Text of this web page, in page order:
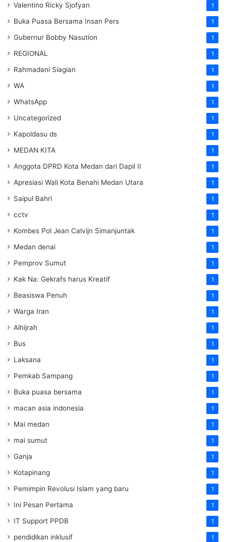
Valentino Ricky Sjofyan 1
Buka Puasa Bersama Insan Pers 1
Gubernur Bobby Nasution 1
REGIONAL 1
Rahmadani Siagian 1
WA 1
WhatsApp 1
Uncategorized 1
Kapoldasu ds 1
MEDAN KITA 1
Anggota DPRD Kota Medan dari Dapil II 1
Apresiasi Wali Kota Benahi Medan Utara 1
Saipul Bahri 1
cctv 1
Kombes Pol Jean Calvijn Simanjuntak 1
Medan denai 1
Pemprov Sumut 1
Kak Na: Gekrafs harus Kreatif 1
Beasiswa Penuh 1
Warga Iran 1
Alhijrah 1
Bus 1
Laksana 1
Pemkab Sampang 1
Buka puasa bersama 1
macan asia indonesia 1
Mai medan 1
mai sumut 1
Ganja 1
Kotapinang 1
Pemimpin Revolusi Islam yang baru 1
Ini Pesan Pertama 1
IT Support PPDB 1
pendidikan inklusif 1